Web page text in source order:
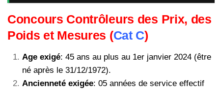
Concours Contrôleurs des Prix, des
Poids et Mesures (Cat C)
Age exigé: 45 ans au plus au 1er janvier 2024 (être
né après le 31/12/1972).
Ancienneté exigée: 05 années de service effectif